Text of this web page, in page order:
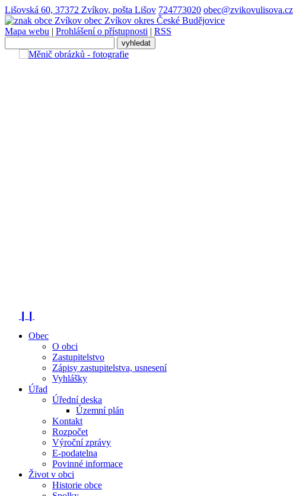
Lišovská 60, 37372 Zvíkov, pošta Lišov 724773020 obec@zvikovulisova.cz
obec Zvíkov okres České Budějovice
Mapa webu | Prohlášení o přístupnosti | RSS
Obec
O obci
Zastupitelstvo
Zápisy zastupitelstva, usnesení
Vyhlášky
Úřad
Úřední deska
Územní plán
Kontakt
Rozpočet
Výroční zprávy
E-podatelna
Povinné informace
Život v obci
Historie obce